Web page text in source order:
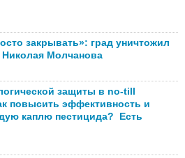
закрывать»: град уничтожил
Николая Молчанова
защиты в no-till
повысить эффективность и
каплю пестицида? Есть